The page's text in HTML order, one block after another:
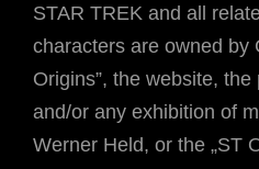
STAR TREK and all
characters are owned by
Origins”, the website,
and/or any exhibition of
Werner Held, or the „ST